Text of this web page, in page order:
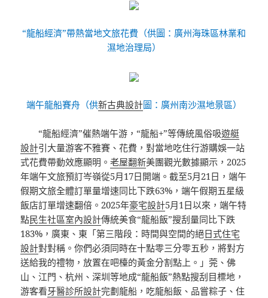
“龍船經濟”帶熱當地文旅花費（供圖：廣州海珠區林業和
濕地治理局）
端午龍船賽舟（供新古典設計圖：廣州南沙濕地景區）
“龍船經濟”催熱端午游，“龍船+”等傳統風俗吸遊艇
設計引大量游客不雅賽、花費，對當地吃住行游購娛一站
式花費帶動效應顯明。老屋翻新美團觀光數據顯示，2025
年端午文旅預訂岑嶺從5月17日開端。截至5月21日，端午
假期文旅全體訂單量增速同比下跌63%，端午假期五星級
飯店訂單增速翻倍。2025年豪宅設計5月1日以來，端午特
點民生社區室內設計傳統美食“龍船飯”搜刮量同比下跌
183%，廣東、東「第三階段：時間與空間的絕日式住宅
設計對對稱。你們必須同時在十點零三分零五秒，將對方
送給我的禮物，放置在吧檯的黃金分割點上。」莞、佛
山、江門、杭州、深圳等地成“龍船飯”熱點搜刮目標地，
游客看牙醫診所設計完劃龍船，吃龍船飯、品嘗粽子、住